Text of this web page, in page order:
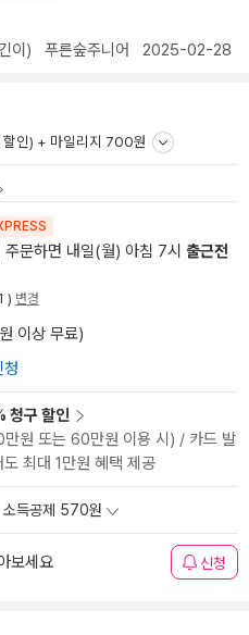
이) 푸른숲주니어 2025-02-28
인) + 마일리지 700원
문하면 내일(월) 아침 7시 출근전
) 변경
이상 무료)
청
청구 할인
원 또는 60만원 이용 시) / 카드 발
최대 1만원 혜택 제공
소득공제 570원
보세요 신청